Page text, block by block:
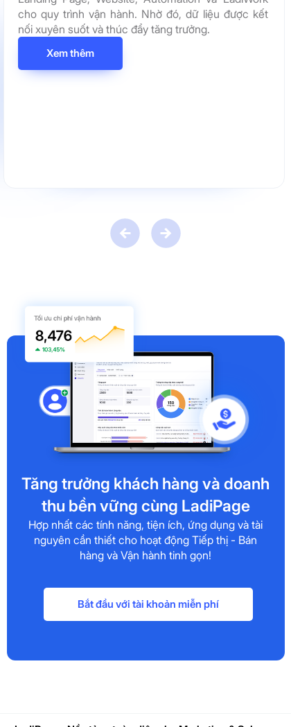
cho quy trình vận hành. Nhờ đó, dữ liệu được kết
nối xuyên suốt và thúc đẩy tăng trưởng.
Xem thêm
Tăng trưởng khách hàng và doanh
thu bền vững cùng LadiPage
Hợp nhất các tính năng, tiện ích, ứng dụng và tài
nguyên cần thiết cho hoạt động Tiếp thị - Bán
hàng và Vận hành tinh gọn!
Bắt đầu với tài khoản miễn phí